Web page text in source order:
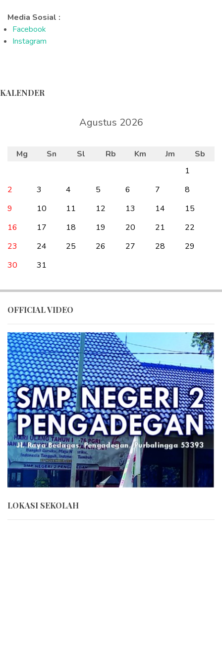
Media Sosial :
Facebook
Instagram
KALENDER
Agustus 2026
Mg Sn Sl Rb Km Jm
Sb
1
2
3 4 5 6 7
8
9
10 11 12 13 14
15
16
17 18 19 20 21
22
23
24 25 26 27 28
29
30
31
OFFICIAL VIDEO
LOKASI SEKOLAH